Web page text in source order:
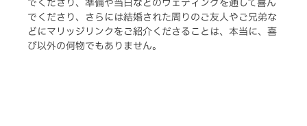
でくださり、準備や当日などのウェディングを通して喜ん
でくださり、さらには結婚された周りのご友人やご兄弟な
どにマリッジリンクをご紹介くださることは、本当に、喜
び以外の何物でもありません。